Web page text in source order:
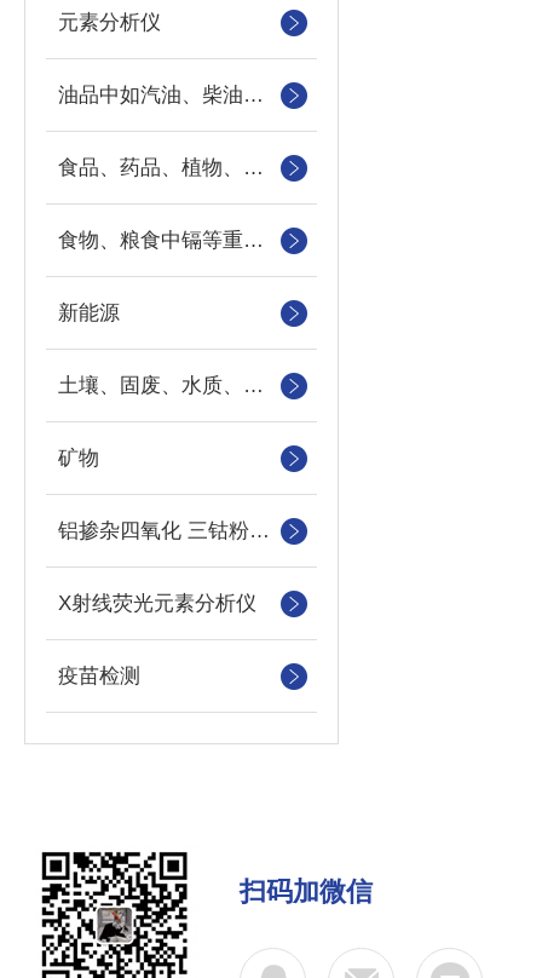
元素分析仪
油品中如汽油、柴油等样品中的硫、氯、硅、磷的快速分析
食品、药品、植物、地下水、地表水以及工业污水中重金属
食物、粮食中镉等重金属元素
新能源
土壤、固废、水质、农作物
矿物
铝掺杂四氧化 三钴粉末中钴、铝元素的检测
X射线荧光元素分析仪
疫苗检测
扫码加微信